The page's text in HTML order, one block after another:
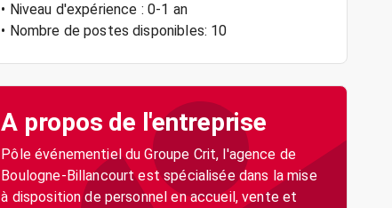
• Niveau d'expérience : 0-1 an
• Nombre de postes disponibles: 10
A propos de l'entreprise
Pôle événementiel du Groupe Crit, l'agence de
Boulogne-Billancourt est spécialisée dans la mise
à disposition de personnel en accueil, vente et